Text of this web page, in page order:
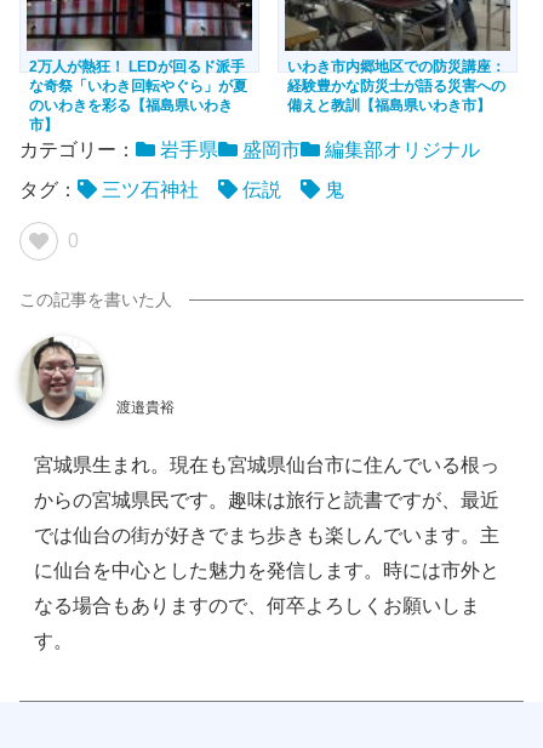
2万人が熱狂！ LEDが回るド派手
な奇祭「いわき回転やぐら」が夏
のいわきを彩る【福島県いわき
市】
いわき市内郷地区での防災講座：
経験豊かな防災士が語る災害への
備えと教訓【福島県いわき市】
カテゴリー： 岩手県 盛岡市
編集部オリジナル
タグ：
三ツ石神社 伝説 鬼
0
渡邉貴裕
宮城県生まれ。現在も宮城県仙台市に住んでいる根っ
からの宮城県民です。趣味は旅行と読書ですが、最近
では仙台の街が好きでまち歩きも楽しんでいます。主
に仙台を中心とした魅力を発信します。時には市外と
なる場合もありますので、何卒よろしくお願いしま
す。